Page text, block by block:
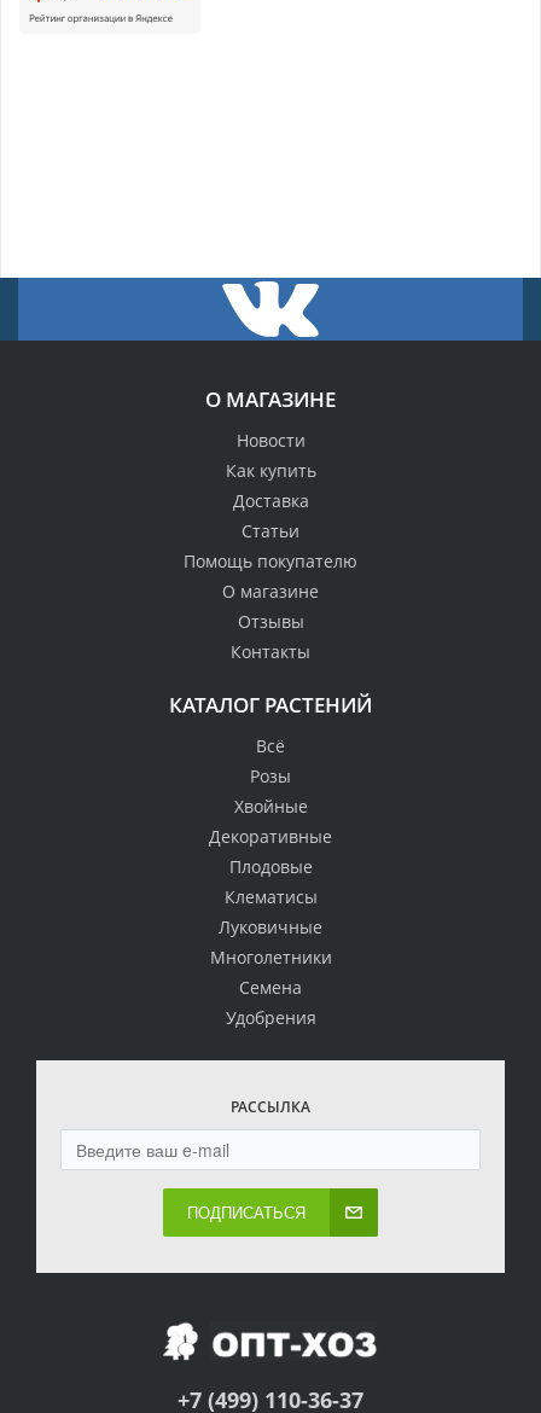
О МАГАЗИНЕ
Новости
Как купить
Доставка
Статьи
Помощь покупателю
О магазине
Отзывы
Контакты
КАТАЛОГ РАСТЕНИЙ
Всё
Розы
Хвойные
Декоративные
Плодовые
Клематисы
Луковичные
Многолетники
Семена
Удобрения
РАССЫЛКА
ПОДПИСАТЬСЯ
+7 (499) 110-36-37